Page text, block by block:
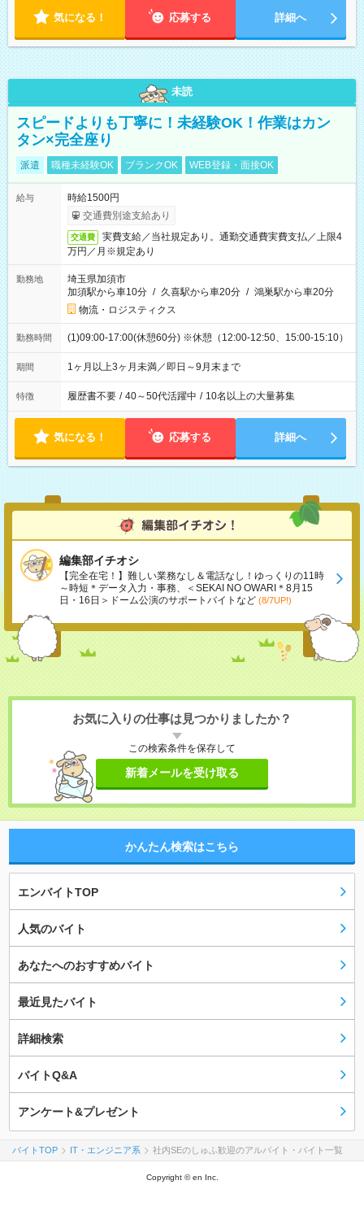
気になる！ 応募する 詳細へ
未読
スピードよりも丁寧に！未経験OK！作業はカン
タン×完全座り
派遣 職種未経験OK ブランクOK WEB登録・面接OK
給与
時給1500円
交通費別途支給あり
交通費
実費支給／当社規定あり。通勤交通費実費支払／上限4
万円／月※規定あり
勤務地
埼玉県加須市
加須駅から車10分 / 久喜駅から車20分 / 鴻巣駅から車20分
物流・ロジスティクス
勤務時間 (1)09:00-17:00(休憩60分) ※休憩（12:00-12:50、15:00-15:10）
期間 1ヶ月以上3ヶ月未満／即日～9月末まで
特徴 履歴書不要 / 40～50代活躍中 / 10名以上の大量募集
気になる！ 応募する 詳細へ
編集部イチオシ
【完全在宅！】難しい業務なし＆電話なし！ゆっくりの11時
～時短＊データ入力・事務、＜SEKAI NO OWARI＊8月15
日・16日＞ドーム公演のサポートバイトなど (8/7UP!)
お気に入りの仕事は見つかりましたか？
この検索条件を保存して
新着メールを受け取る
かんたん検索はこちら
エンバイトTOP
人気のバイト
あなたへのおすすめバイト
最近見たバイト
詳細検索
バイトQ&A
アンケート&プレゼント
バイトTOP IT・エンジニア系 社内SEのしゅふ歓迎のアルバイト・バイト一覧
Copyright © en Inc.